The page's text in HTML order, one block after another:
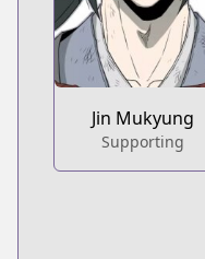
Jin Mukyung
Supporting